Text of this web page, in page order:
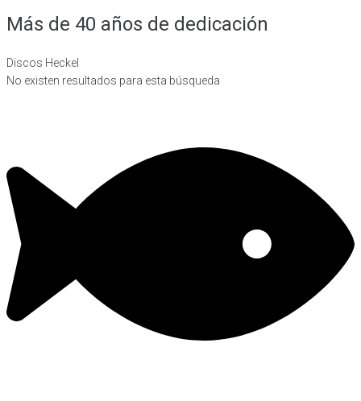
Más de 40 años de dedicación
Discos Heckel
No existen resultados para esta búsqueda